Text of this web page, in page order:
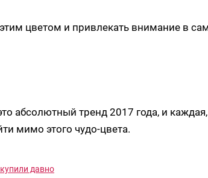
цветом и привлекать внимание в
абсолютный тренд 2017 года, и каждая,
мимо этого чудо-цвета.
давно